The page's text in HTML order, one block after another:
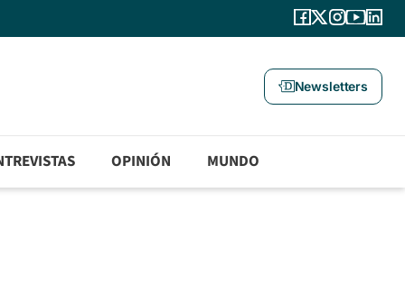
Newsletters
OPINIÓN MUNDO